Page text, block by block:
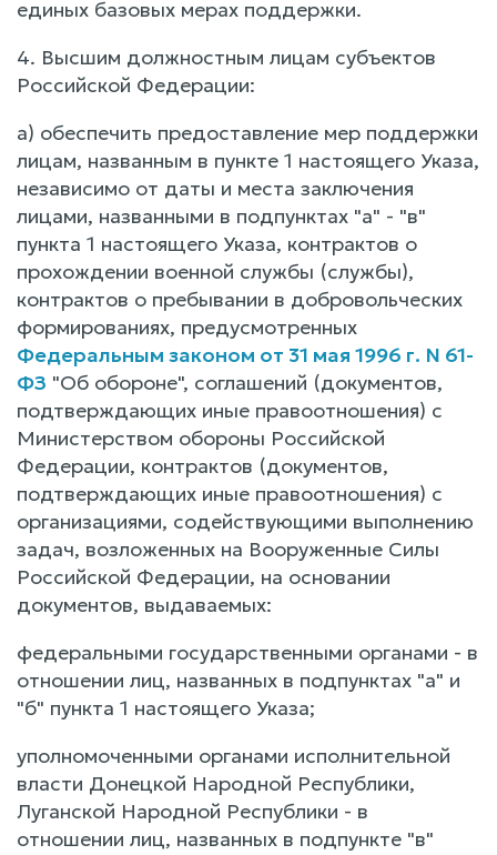
единых базовых мерах поддержки.
4. Высшим должностным лицам субъектов
Российской Федерации:
а) обеспечить предоставление мер поддержки
лицам, названным в пункте 1 настоящего Указа,
независимо от даты и места заключения
лицами, названными в подпунктах "а" - "в"
пункта 1 настоящего Указа, контрактов о
прохождении военной службы (службы),
контрактов о пребывании в добровольческих
формированиях, предусмотренных
Федеральным законом от 31 мая 1996 г. N 61-
ФЗ "Об обороне", соглашений (документов,
подтверждающих иные правоотношения) с
Министерством обороны Российской
Федерации, контрактов (документов,
подтверждающих иные правоотношения) с
организациями, содействующими выполнению
задач, возложенных на Вооруженные Силы
Российской Федерации, на основании
документов, выдаваемых:
федеральными государственными органами - в
отношении лиц, названных в подпунктах "а" и
"б" пункта 1 настоящего Указа;
уполномоченными органами исполнительной
власти Донецкой Народной Республики,
Луганской Народной Республики - в
отношении лиц, названных в подпункте "в"